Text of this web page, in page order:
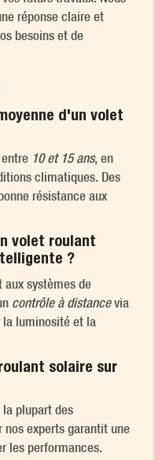
réponse claire et
besoins et de
d'un volet
10 et 15 ans, en
climatiques. Des
résistance aux
volet roulant
?
aux systèmes de
contrôle à distancevia
la luminosité et la
solaire sur
plupart des
experts garantit une
les performances.